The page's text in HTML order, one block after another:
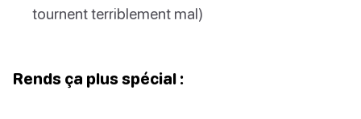
tournent terriblement mal)
Rends ça plus spécial :